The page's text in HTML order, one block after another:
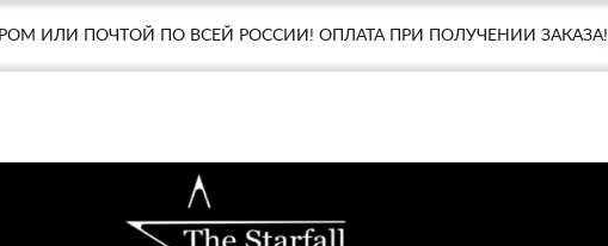
ИЛИ ПОЧТОЙ ПО ВСЕЙ РОССИИ! ОПЛАТА ПРИ ПОЛУЧЕНИИ ЗАКАЗА!